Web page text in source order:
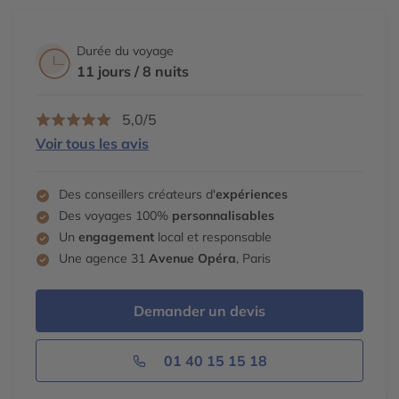
Durée du voyage
11 jours / 8 nuits
5,0/5
Voir tous les avis
Des conseillers créateurs d'expériences
Des voyages 100% personnalisables
Un engagement local et responsable
Une agence 31 Avenue Opéra, Paris
Demander un devis
01 40 15 15 18